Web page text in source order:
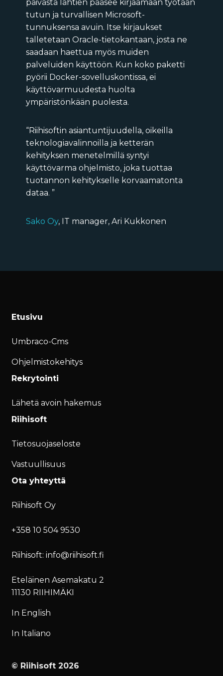
päivästä lähtien pääsee kirjaamaan työtään
tutun ja turvallisen Microsoft-
tunnuksensa avuin. Itse kirjaukset
talletetaan Oracle-tietokantaan, josta ne
saadaan haettua myös muiden
palveluiden käyttöön. Kun koko paketti
pyörii Docker-sovelluskontissa, ei
käyttövarmuudesta huolta
ympäristönkään puolesta.
“Riihisoftin asiantuntijuudella, oikeilla
teknologiavalinnoilla ja ketterän
kehityksen menetelmillä syntyi
käyttövarma ohjelmisto, joka tuottaa
tuotannon kehitykselle korvaamatonta
dataa. ”
Sako Oy, IT manager, Ari Kukkonen
Etusivu
Umbraco-Cms
Ohjelmistokehitys
Rekrytointi
Lähetä avoin hakemus
Riihisoft
Tietosuojaseloste
Vastuullisuus
Ota yhteyttä
Riihisoft Oy
+358 10 504 9530
Riihisoft: info@riihisoft.fi
Eteläinen Asemakatu 2
11130 RIIHIMÄKI
In English
In Italiano
© Riihisoft 2026